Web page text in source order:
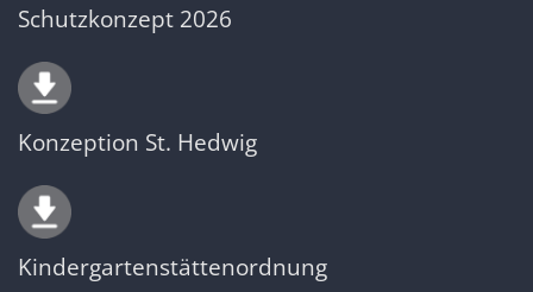
Schutzkonzept 2026
Konzeption St. Hedwig
Kindergartenstättenordnung